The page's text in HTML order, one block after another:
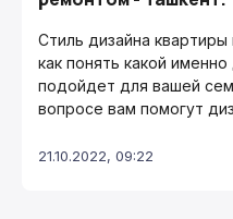
Стиль дизайна
как понять какой
подойдет для вашей
вопросе вам помогут
21.10.2022, 09:22